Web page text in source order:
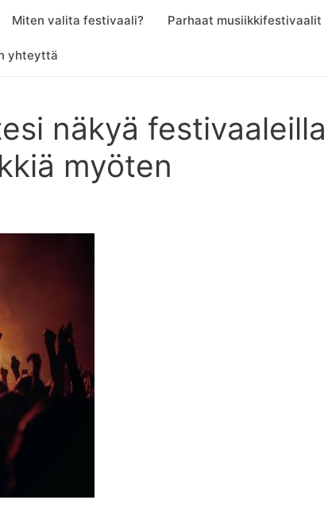
Miten valita festivaali? Parhaat musiikkifestivaalit
yhteyttä
näkyä
myöten